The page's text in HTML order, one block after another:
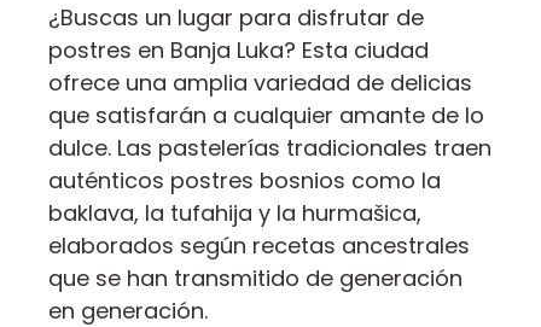
¿Buscas un lugar para disfrutar de
postres en Banja Luka? Esta ciudad
ofrece una amplia variedad de delicias
que satisfarán a cualquier amante de lo
dulce. Las pastelerías tradicionales traen
auténticos postres bosnios como la
baklava, la tufahija y la hurmašica,
elaborados según recetas ancestrales
que se han transmitido de generación
en generación.